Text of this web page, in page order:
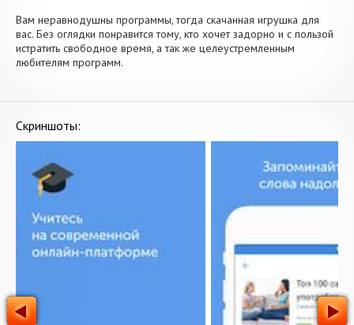
Вам неравнодушны программы, тогда скачанная игрушка для
вас. Без оглядки понравится тому, кто хочет задорно и с пользой
истратить свободное время, а так же целеустремленным
любителям программ.
Скриншоты: